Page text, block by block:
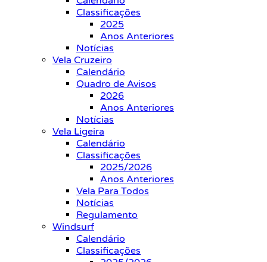
Classificações
2025
Anos Anteriores
Notícias
Vela Cruzeiro
Calendário
Quadro de Avisos
2026
Anos Anteriores
Notícias
Vela Ligeira
Calendário
Classificações
2025/2026
Anos Anteriores
Vela Para Todos
Notícias
Regulamento
Windsurf
Calendário
Classificações